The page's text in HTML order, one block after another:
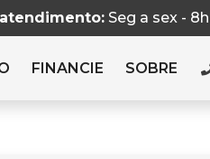
Seg a sex -
FINANCIE SOBRE